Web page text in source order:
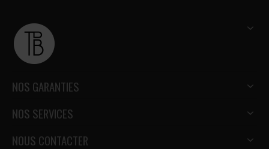
NOS GARANTIES
NOS SERVICES
NOUS CONTACTER